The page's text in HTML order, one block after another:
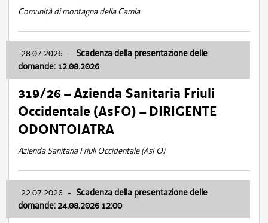
Comunità di montagna della Carnia
28.07.2026 - Scadenza della presentazione delle
domande: 12.08.2026
319/26 – Azienda Sanitaria Friuli
Occidentale (AsFO) – DIRIGENTE
ODONTOIATRA
Azienda Sanitaria Friuli Occidentale (AsFO)
22.07.2026 - Scadenza della presentazione delle
domande: 24.08.2026 12:00